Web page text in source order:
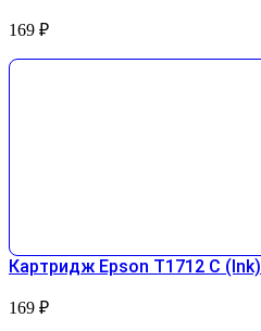
169 ₽
Картридж Epson T1712 С (Ink)
169 ₽